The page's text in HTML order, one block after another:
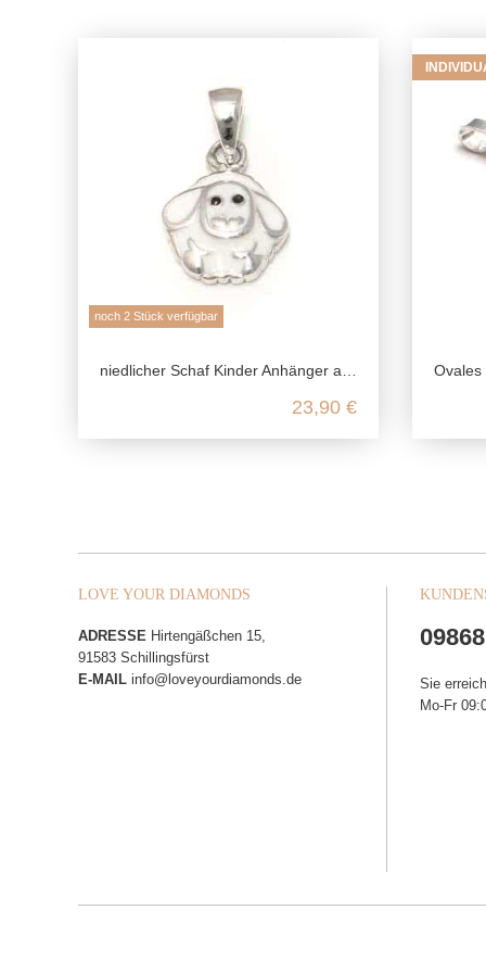
noch 2 Stück verfügbar
niedlicher Schaf Kinder Anhänger aus echtem 925 Sterling Silber
23,90 €
Ovales
LOVE YOUR DIAMONDS
ADRESSE Hirtengäßchen 15,
91583 Schillingsfürst
E-MAIL info@loveyourdiamonds.de
Sie
Mo-Fr